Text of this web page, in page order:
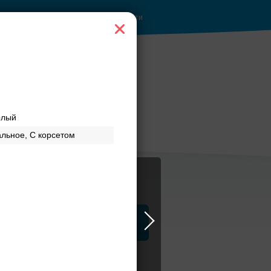
С корсетом
Войти